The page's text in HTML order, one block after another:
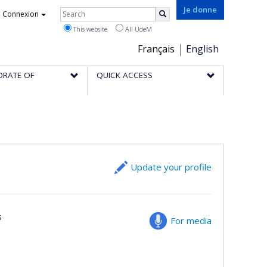
Je donne
Choix
de
la
Français English
Connexion Rechercher
This website All UdeM
OF QUICK ACCESS
Update your profile
For media